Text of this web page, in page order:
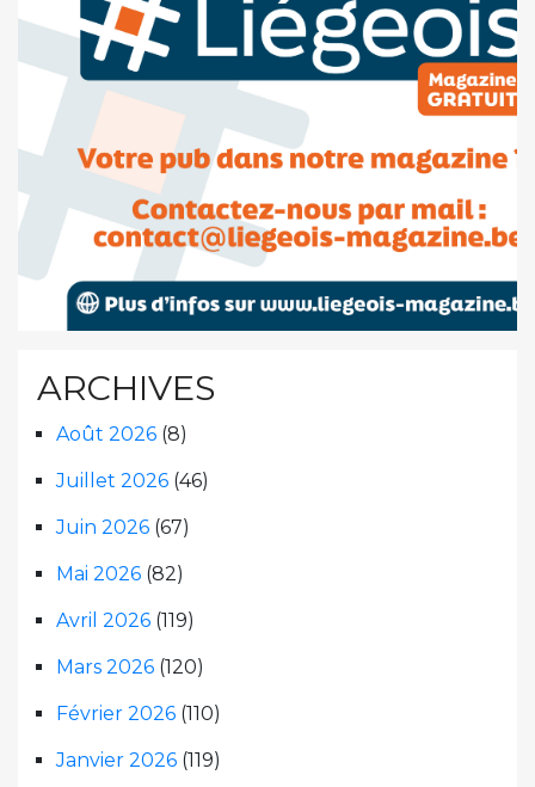
ARCHIVES
Août 2026 (8)
Juillet 2026 (46)
Juin 2026 (67)
Mai 2026 (82)
Avril 2026 (119)
Mars 2026 (120)
Février 2026 (110)
Janvier 2026 (119)